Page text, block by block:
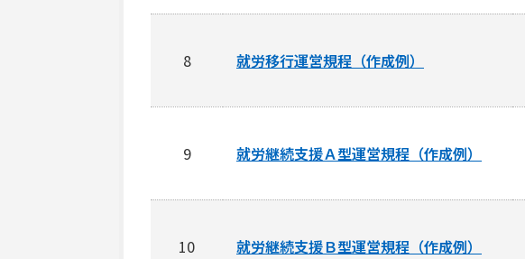
8 就労移行運営規程（作成例）
9 就労継続支援Ａ型運営規程（作成例）
10 就労継続支援Ｂ型運営規程（作成例）